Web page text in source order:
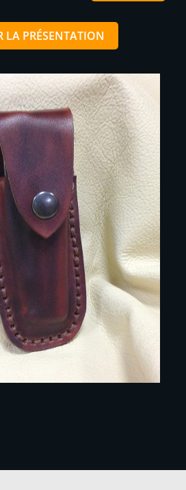
LA PRÉSENTATION